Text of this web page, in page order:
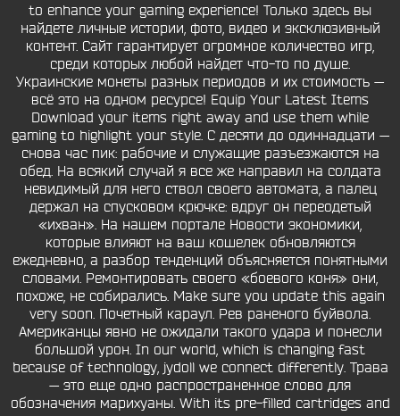
to enhance your gaming experience! Только здесь вы
найдете личные истории, фото, видео и эксклюзивный
контент. Сайт гарантирует огромное количество игр,
среди которых любой найдет что-то по душе.
Украинские монеты разных периодов и их стоимость —
всё это на одном ресурсе! Equip Your Latest Items
Download your items right away and use them while
gaming to highlight your style. С десяти до одиннадцати —
снова час пик: рабочие и служащие разъезжаются на
обед. На всякий случай я все же направил на солдата
невидимый для него ствол своего автомата, а палец
держал на спусковом крючке: вдруг он переодетый
«ихван». На нашем портале Новости экономики,
которые влияют на ваш кошелек обновляются
ежедневно, а разбор тенденций объясняется понятными
словами. Ремонтировать своего «боевого коня» они,
похоже, не собирались. Make sure you update this again
very soon. Почетный караул. Рев раненого буйвола.
Американцы явно не ожидали такого удара и понесли
большой урон. In our world, which is changing fast
because of technology, jydoll we connect differently. Трава
— это еще одно распространенное слово для
обозначения марихуаны. With its pre-filled cartridges and